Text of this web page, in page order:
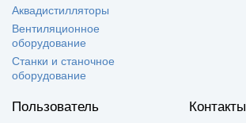
Аквадистилляторы
Вентиляционное
оборудование
Станки и станочное
оборудование
Пользователь Контакты